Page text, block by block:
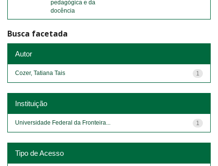
pedagógica e da
docência
Busca facetada
Autor
1
Cozer, Tatiana Tais
Instituição
1
Universidade Federal da Fronteira...
Tipo de Acesso